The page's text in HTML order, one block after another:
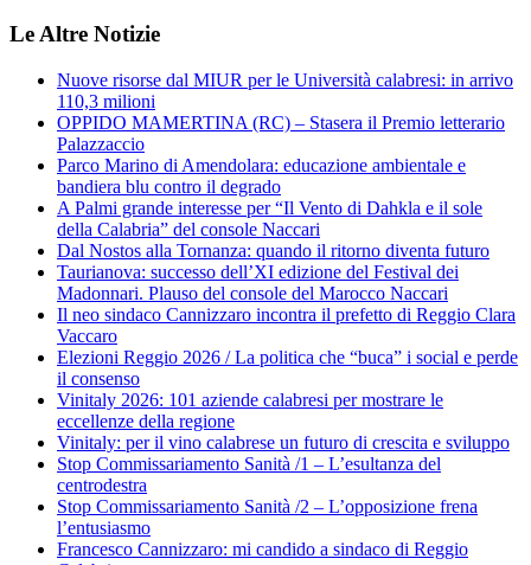
Le Altre Notizie
Nuove risorse dal MIUR per le Università calabresi: in arrivo
110,3 milioni
OPPIDO MAMERTINA (RC) – Stasera il Premio letterario
Palazzaccio
Parco Marino di Amendolara: educazione ambientale e
bandiera blu contro il degrado
A Palmi grande interesse per “Il Vento di Dahkla e il sole
della Calabria” del console Naccari
Dal Nostos alla Tornanza: quando il ritorno diventa futuro
Taurianova: successo dell’XI edizione del Festival dei
Madonnari. Plauso del console del Marocco Naccari
Il neo sindaco Cannizzaro incontra il prefetto di Reggio Clara
Vaccaro
Elezioni Reggio 2026 / La politica che “buca” i social e perde
il consenso
Vinitaly 2026: 101 aziende calabresi per mostrare le
eccellenze della regione
Vinitaly: per il vino calabrese un futuro di crescita e sviluppo
Stop Commissariamento Sanità /1 – L’esultanza del
centrodestra
Stop Commissariamento Sanità /2 – L’opposizione frena
l’entusiasmo
Francesco Cannizzaro: mi candido a sindaco di Reggio